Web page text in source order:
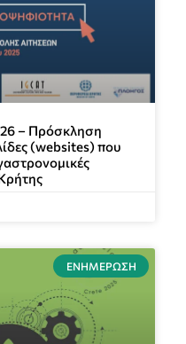
– Πρόσκληση
(websites) που
ΕΝΗΜΈΡΩΣΗ